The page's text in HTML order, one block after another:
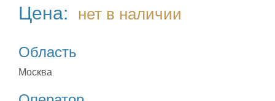
Цена: нет в наличии
Область
Москва